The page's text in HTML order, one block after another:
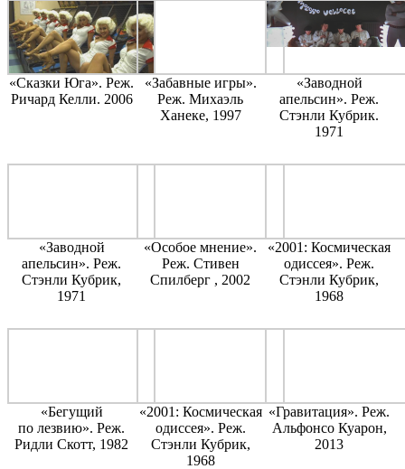
«Сказки Юга». Реж.
Ричард Келли. 2006
«Забавные игры».
Реж. Михаэль
Ханеке, 1997
«Заводной
апельсин». Реж.
Стэнли Кубрик.
1971
«Заводной
апельсин». Реж.
Стэнли Кубрик,
1971
«Особое мнение».
Реж. Стивен
Спилберг , 2002
«2001: Космическая
одиссея». Реж.
Стэнли Кубрик,
1968
«Бегущий
по лезвию». Реж.
Ридли Скотт, 1982
«2001: Космическая
одиссея». Реж.
Стэнли Кубрик,
1968
«Гравитация». Реж.
Альфонсо Куарон,
2013